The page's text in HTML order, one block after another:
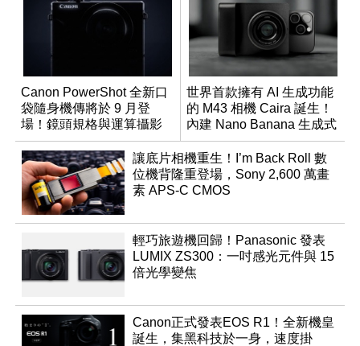
Canon PowerShot 全新口
袋隨身機傳將於 9 月登
場！鏡頭規格與運算攝影
升級成為焦點
世界首款擁有 AI 生成功能
的 M43 相機 Caira 誕生！
內建 Nano Banana 生成式
AI
讓底片相機重生！I’m Back Roll 數
位機背隆重登場，Sony 2,600 萬畫
素 APS-C CMOS
輕巧旅遊機回歸！Panasonic 發表
LUMIX ZS300：一吋感光元件與 15
倍光學變焦
Canon正式發表EOS R1！全新機皇
誕生，集黑科技於一身，速度掛